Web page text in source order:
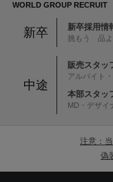
WORLD GROUP RECRUIT
新卒 新卒採用情
挑もう 品
中途
販売スタッ
アルバイト
本部スタッ
MD・デザイ
注意：
偽